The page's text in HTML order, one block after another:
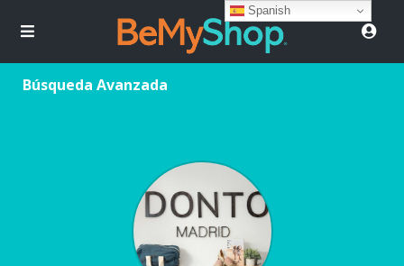
Búsqueda Avanzada
Spanish